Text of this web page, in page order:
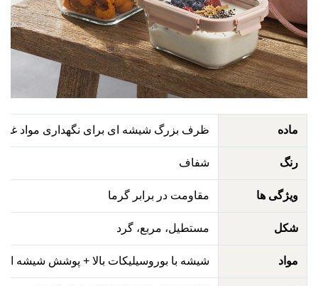
ظرف بزرگ شیشه ای برای نگهداری مواد غذایی
شفاف
ها مقاومت در برابر گرما
مستطیل، مربع، گرد
شیشه با بوروسیلیکات بالا + پوشش شیشه ای